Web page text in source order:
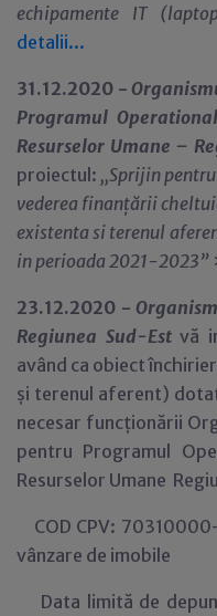
echipamente IT
detalii...
31.12.2020 -
Programul
Resurselor Umane –
proiectul: ,,Sprijin pentru
vederea finanțării
existenta si terenul
in perioada 2021-2023”
23.12.2020 -
Regiunea Sud-Estvă
având ca obiect
și terenul aferent)
necesar funcționării
pentru Programul
Resurselor Umane
COD CPV:
vânzare de imobile
Data limită de